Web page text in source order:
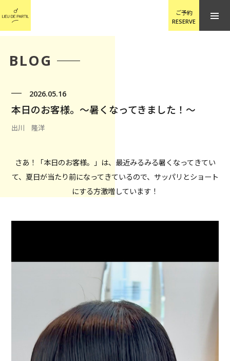
ご予約
RESERVE
BLOG
2026.05.16
本日のお客様。〜暑くなってきました！〜
出川 隆洋
さあ！「本日のお客様。」は、最近みるみる暑くなってきてい
て、夏日が当たり前になってきているので、サッパリとショート
にする方激増しています！